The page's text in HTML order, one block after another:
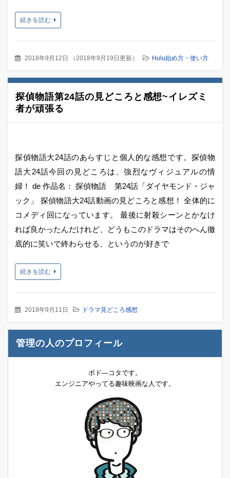
続きを読む
2018年9月12日 （2018年9月19日更新） Hulu始め方・使い方
探偵物語第24話の見どころと感想~イレズミ
者が頑張る
探偵物語大24話のあらすじと個人的な感想です。探偵物
語大24話今回の見どころは、強烈なヴィジュアルの情
婦！ de 作品名： 探偵物語 第24話「ダイヤモンド・ジャ
ック」 探偵物語大24話動画の見どころと感想！ 全体的に
コメディ回になっています。 最後に射殺シーンとかなけ
れば良かったんだけれど、どうもこのドラマはそのへん徹
底的に笑いで終わらせる、というのが好きで
続きを読む
2018年9月11日 ドラマ見どころ感想
管理の人のプロフィール
ボド―コタです。
エンジニアやってる趣味映画な人です。